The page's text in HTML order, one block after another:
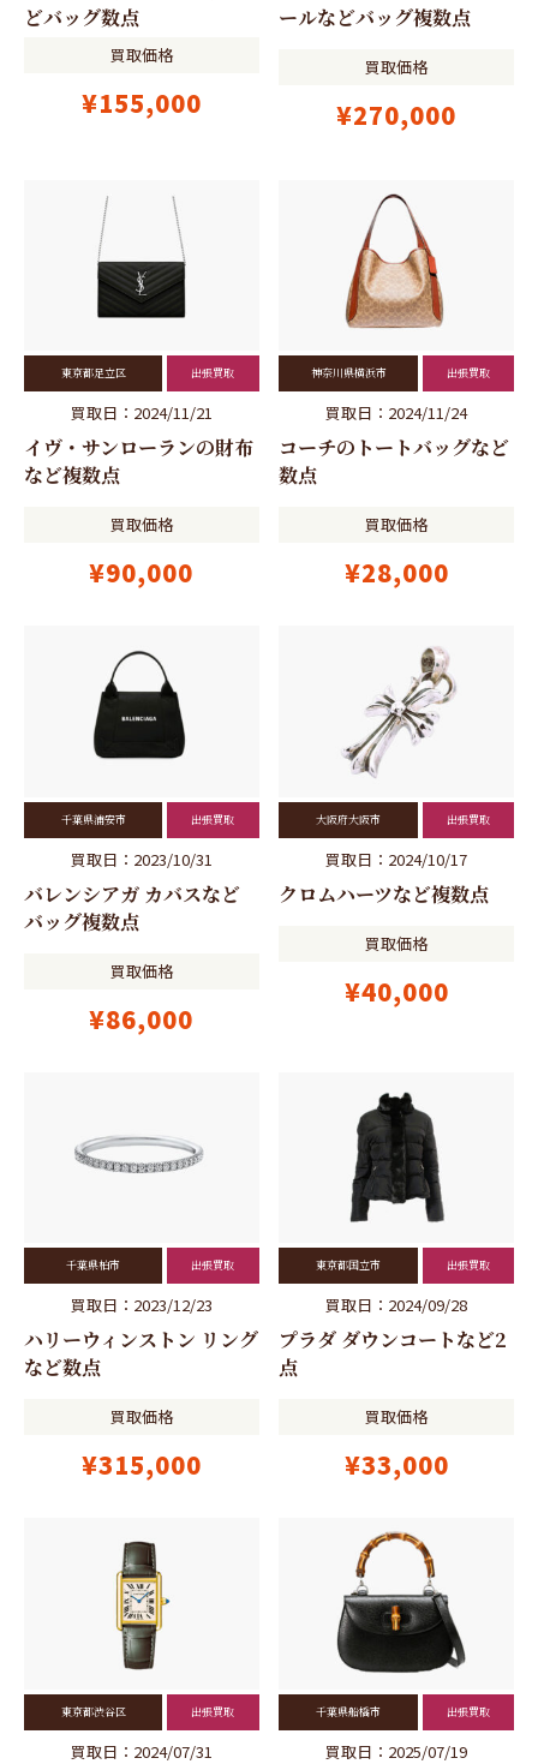
どバッグ数点
買取価格
¥155,000
ールなどバッグ複数点
買取価格
¥270,000
東京都足立区 出張買取
買取日：2024/11/21
イヴ・サンローランの財布
など複数点
買取価格
¥90,000
神奈川県横浜市 出張買取
買取日：2024/11/24
コーチのトートバッグなど
数点
買取価格
¥28,000
千葉県浦安市 出張買取
買取日：2023/10/31
バレンシアガ カバスなど
バッグ複数点
買取価格
¥86,000
大阪府大阪市 出張買取
買取日：2024/10/17
クロムハーツなど複数点
買取価格
¥40,000
千葉県柏市 出張買取
買取日：2023/12/23
ハリーウィンストン リング
など数点
買取価格
¥315,000
東京都国立市 出張買取
買取日：2024/09/28
プラダ ダウンコートなど2
点
買取価格
¥33,000
東京都渋谷区 出張買取
買取日：2024/07/31
千葉県船橋市 出張買取
買取日：2025/07/19